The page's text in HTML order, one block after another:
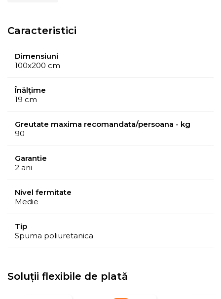
spate in timpul somnului
Husa hipoalergenica
confort cu rolul de diminuare a punctelor de presiune
si relaxare a muschilor.
Caracteristici
Dimensiuni
100x200 cm
Înălțime
19 cm
Greutate maxima recomandata/persoana - kg
90
Garantie
2 ani
Nivel fermitate
Medie
Tip
Spuma poliuretanica
Soluții flexibile de plată